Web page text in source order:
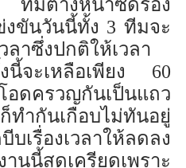
ทีมต่างหน้าซีดร้อง
งขันวันนี้ทั้ง 3 ทีมจะ
ลาซึ่งปกติให้เวลา
นี้จะเหลือเพียง 60
โอดครวญกันเป็นแถว
ทำกันเกือบไม่ทันอยู่
บีบเรื่องเวลาให้ลดลง
านนี้สุดเครียดเพราะ